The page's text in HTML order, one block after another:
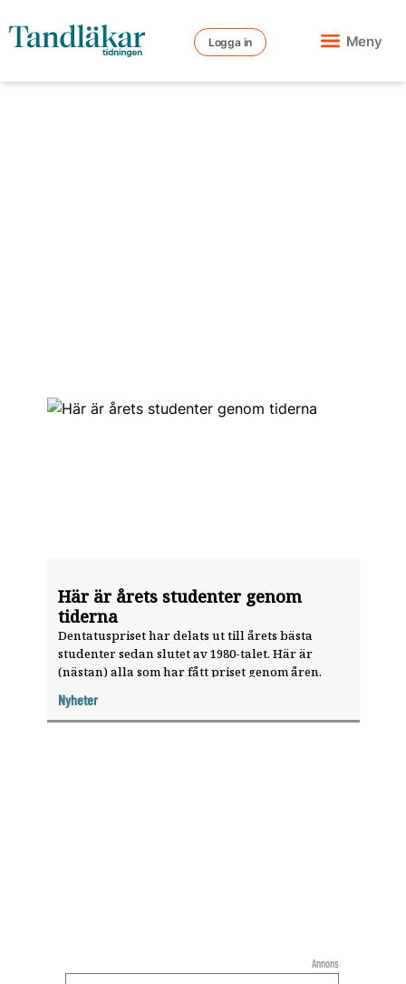
Logga in Meny
Här är årets studenter genom
tiderna
Dentatuspriset har delats ut till årets bästa
studenter sedan slutet av 1980-talet. Här är
(nästan) alla som har fått priset genom åren.
Nyheter
Annons